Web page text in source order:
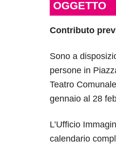
OGGETTO
Contributo
Sono a
persone in
Teatro
gennaio al 28
L’Ufficio
calendario